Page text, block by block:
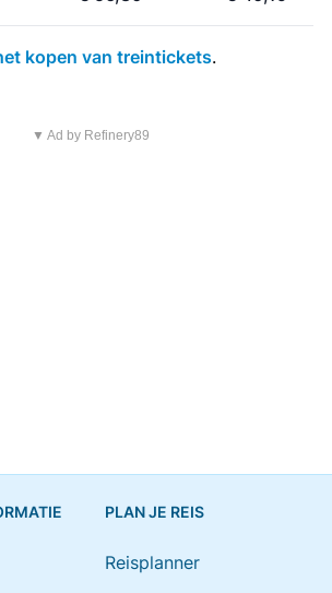
kopen van treintickets.
▼ Ad by Refinery89
PLAN JE REIS
Reisplanner